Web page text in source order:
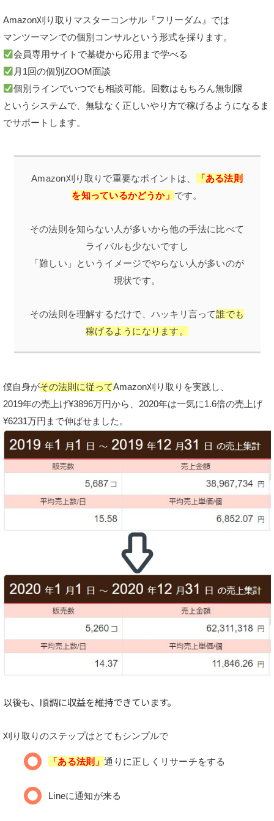
Amazon刈り取りマスターコンサル『フリーダム』では
マンツーマンでの個別コンサルという形式を採ります。
会員専用サイトで基礎から応用まで学べる
月1回の個別ZOOM面談
個別ラインでいつでも相談可能。回数はもちろん無制限
というシステムで、無駄なく正しいやり方で稼げるようになるま
でサポートします。
Amazon刈り取りで重要なポイントは、
「ある法則
を知っているかどうか」 です。
その法則を知らない人が多いから他の手法に比べて
ライバルも少ないですし
「難しい」というイメージでやらない人が多いのが
現状です。
その法則を理解するだけで、ハッキリ言って誰でも
稼げるようになります。
僕自身がその法則に従ってAmazon刈り取りを実践し、
2019年の売上げ¥3896万円から、2020年は一気に1.6倍の売上げ
¥6231万円まで伸ばせました。
以後も、順調に収益を維持できています。
刈り取りのステップはとてもシンプルで
「ある法則」通りに正しくリサーチをする
Lineに通知が来る